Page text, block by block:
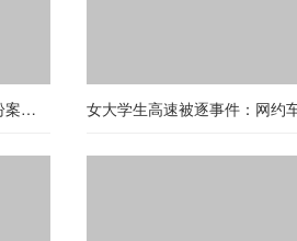
一场关于弘信期货的股权纠纷案（第一百一十一期）